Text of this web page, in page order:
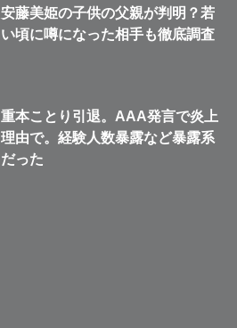
安藤美姫の子供の父親が判明？若
い頃に噂になった相手も徹底調査
重本ことり引退。AAA発言で炎上
理由で。経験人数暴露など暴露系
だった